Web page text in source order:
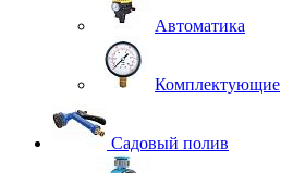
Автоматика
Комплектующие
Садовый полив